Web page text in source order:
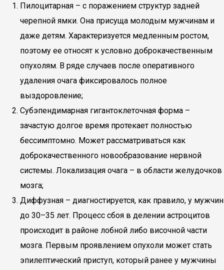
Пилоцитарная – с поражением структур задней
черепной ямки. Она присуща молодым мужчинам и
даже детям. Характеризуется медленным ростом,
поэтому ее относят к условно доброкачественным
опухолям. В ряде случаев после оперативного
удаления очага фиксировалось полное
выздоровление;
Субэпендимарная гигантоклеточная форма –
зачастую долгое время протекает полностью
бессимптомно. Может рассматриваться как
доброкачественного новообразование нервной
системы. Локализация очага – в области желудочков
мозга;
Диффузная – диагностируется, как правило, у мужчин
до 30–35 лет. Процесс сбоя в делении астроцитов
происходит в районе лобной либо височной части
мозга. Первым проявлением опухоли может стать
эпилептический приступ, который ранее у мужчины